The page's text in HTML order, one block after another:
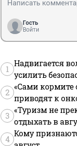
Гость
Войти
1
Надвигается
усилить
2
«Сами кормите
приводят к
3
«Туризм не
отдыхать в
4
Кому